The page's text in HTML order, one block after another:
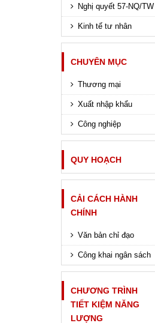
Nghị quyết 57-NQ/TW
Kinh tế tư nhân
CHUYÊN MỤC
Thương mại
Xuất nhập khẩu
Công nghiệp
QUY HOẠCH
CẢI CÁCH HÀNH
CHÍNH
Văn bản chỉ đạo
Công khai ngân sách
CHƯƠNG TRÌNH
TIẾT KIỆM NĂNG
LƯỢNG